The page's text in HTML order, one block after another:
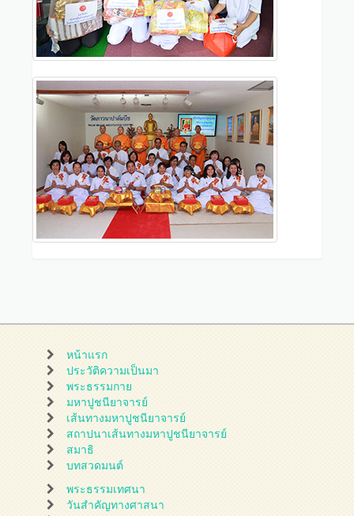
หน้าแรก
ประวัติความเป็นมา
พระธรรมกาย
มหาปูชนียาจารย์
เส้นทางมหาปูชนียาจารย์
สถาปนาเส้นทางมหาปูชนียาจารย์
สมาธิ
บทสวดมนต์
พระธรรมเทศนา
วันสำคัญทางศาสนา